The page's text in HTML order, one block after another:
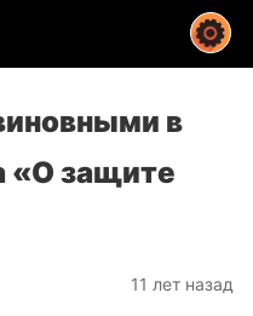
в
«О защите
11 лет назад